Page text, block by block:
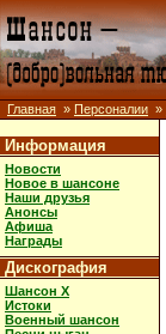
Главная » Персоналии »
Информация
Новости
Новое в шансоне
Наши друзья
Анонсы
Афиша
Награды
Дискография
Шансон X
Истоки
Военный шансон